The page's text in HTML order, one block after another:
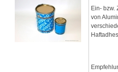
Ein-
von